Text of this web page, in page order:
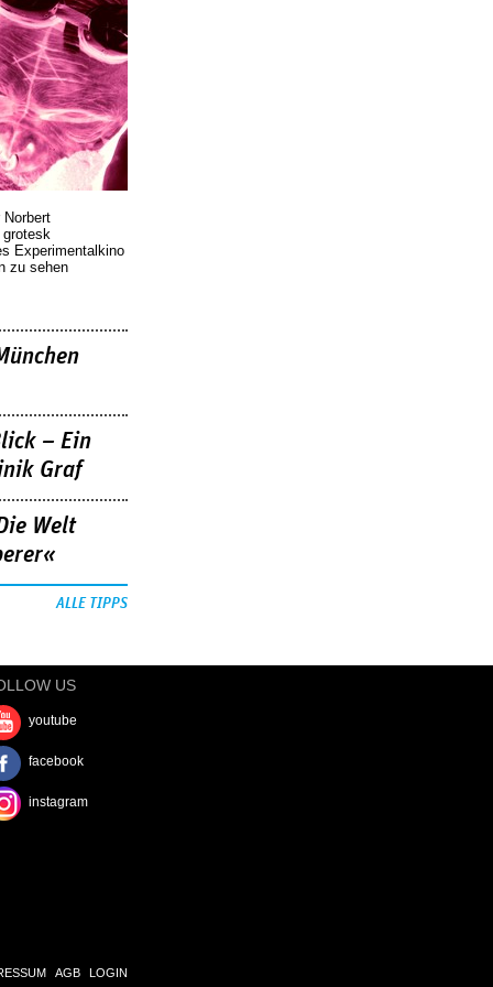
Experimentalkino
zu sehen
– Ein
Graf
Welt
ALLE TIPPS
US
youtube
facebook
instagram
AGB LOGIN